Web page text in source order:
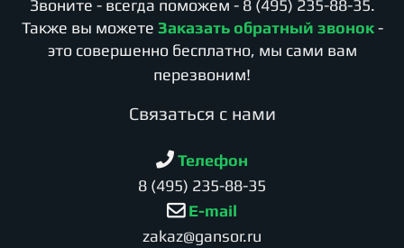
Звоните - всегда поможем - 8 (495) 235-88-35.
Также вы можете Заказать обратный звонок -
это совершенно бесплатно, мы сами вам
перезвоним!
Cвязаться с нами
Телефон
8 (495) 235-88-35
E-mail
zakaz@gansor.ru